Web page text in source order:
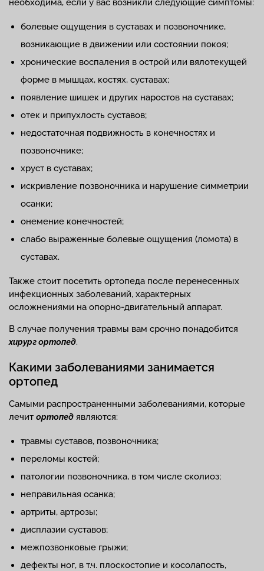
болевые ощущения в суставах и позвоночнике,
возникающие в движении или состоянии покоя;
хронические воспаления в острой или вялотекущей
форме в мышцах, костях, суставах;
появление шишек и других наростов на суставах;
отек и припухлость суставов;
недостаточная подвижность в конечностях и
позвоночнике;
хруст в суставах;
искривление позвоночника и нарушение симметрии
осанки;
онемение конечностей;
слабо выраженные болевые ощущения (ломота) в
суставах.
Также стоит посетить ортопеда после перенесенных
инфекционных заболеваний, характерных
осложнениями на опорно-двигательный аппарат.
В случае получения травмы вам срочно понадобится
хирург ортопед.
Какими заболеваниями занимается
ортопед
Самыми распространенными заболеваниями, которые
лечит ортопед являются:
травмы суставов, позвоночника;
переломы костей;
патологии позвоночника, в том числе сколиоз;
неправильная осанка;
артриты, артрозы;
дисплазии суставов;
межпозвонковые грыжи;
дефекты ног, в т.ч. плоскостопие и косолапость,